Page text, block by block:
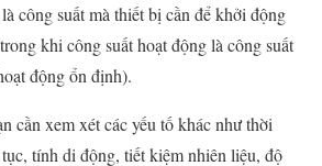
công suất mà thiết bị cần để khởi động
khi công suất hoạt động là công suất
động ổn định).
cần xem xét các yếu tố khác như thời
tính di động, tiết kiệm nhiên liệu, độ